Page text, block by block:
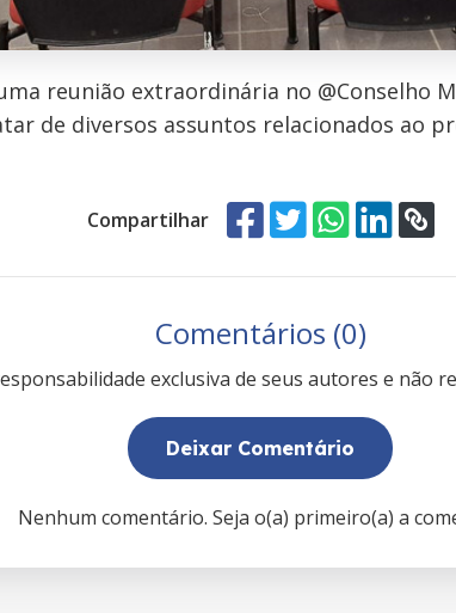
reunião extraordinária no @Conselho
de diversos assuntos relacionados ao
Compartilhar
Comentários (0)
exclusiva de seus autores e não
Deixar Comentário
Nenhum comentário. Seja o(a) primeiro(a) a